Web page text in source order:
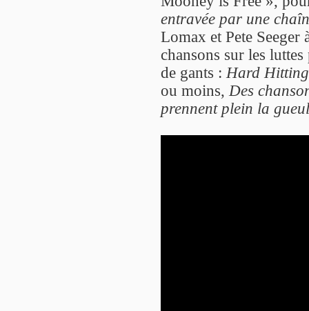
entravée par une
Lomax et Pete Seeger
chansons sur les
de gants :Hard
ou moins,Des
prennent plein la